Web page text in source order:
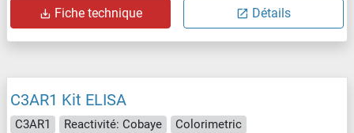
Fiche technique Détails
C3AR1 Kit ELISA
C3AR1 Reactivité: Cobaye
Colorimetric